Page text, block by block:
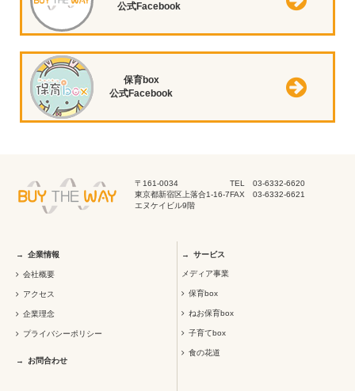
公式Facebook
保育box
公式Facebook
〒161-0034
東京都新宿区上落合1-16-7
エヌケイビル9階
TEL 03-6332-6620
FAX 03-6332-6621
企業情報
会社概要
アクセス
企業理念
プライバシーポリシー
お問合わせ
サービス
メディア事業
保育box
ねお保育box
子育てbox
食の花道